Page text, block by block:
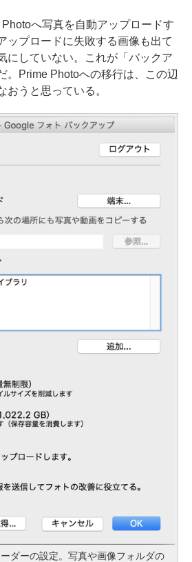
へ写真を自動アップロードす
ップロードに失敗する画像も出て
にしていない。これが「バックア
。Prime Photoへの移行は、この辺
おうと思っている。
ダーの設定。写真や画像フォルダの